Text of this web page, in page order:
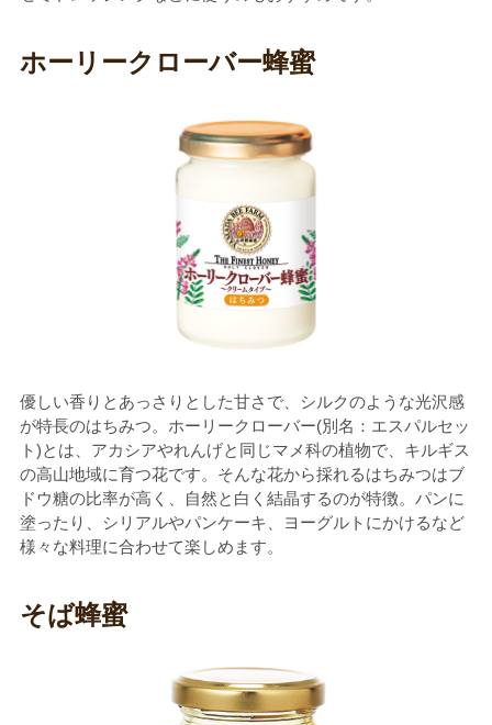
ホーリークローバー蜂蜜
優しい香りとあっさりとした甘さで、シルクのような光沢感
が特長のはちみつ。ホーリークローバー(別名：エスパルセッ
ト)とは、アカシアやれんげと同じマメ科の植物で、キルギス
の高山地域に育つ花です。そんな花から採れるはちみつはブ
ドウ糖の比率が高く、自然と白く結晶するのが特徴。パンに
塗ったり、シリアルやパンケーキ、ヨーグルトにかけるなど
様々な料理に合わせて楽しめます。
そば蜂蜜